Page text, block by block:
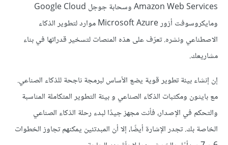
Amazon Web Services وسحابة جوجل Google Cloud
ومايكروسوفت أزور Microsoft Azure موارد لتطوير الذكاء
الاصطناعي ونشره. تعرّف على هذه المنصات لتسخير قدراتها في بناء
مشاريعك.
إن إنشاء بيئة تطوير قوية يضع الأساس لبرمجة ناجحة للذكاء الصناعي.
مع بايثون ومكتبات الذكاء الصناعي و بيئة التطوير المتكاملة المناسبة
والتحكم في الإصدار، فأنت مجهز جيدًا لبدء رحلة الذكاء الصناعي
الخاصة بك. تجدر الإشارة أيضًا، إلا أن المبدتئين يمكنهم تجاوز الخطوات